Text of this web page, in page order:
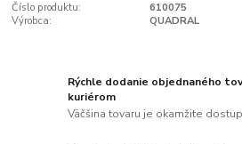
Číslo produktu:
610075
Výrobca:
QUADRAL
Rýchle dodanie objednaného
kuriérom
Väčšina tovaru je okamžite